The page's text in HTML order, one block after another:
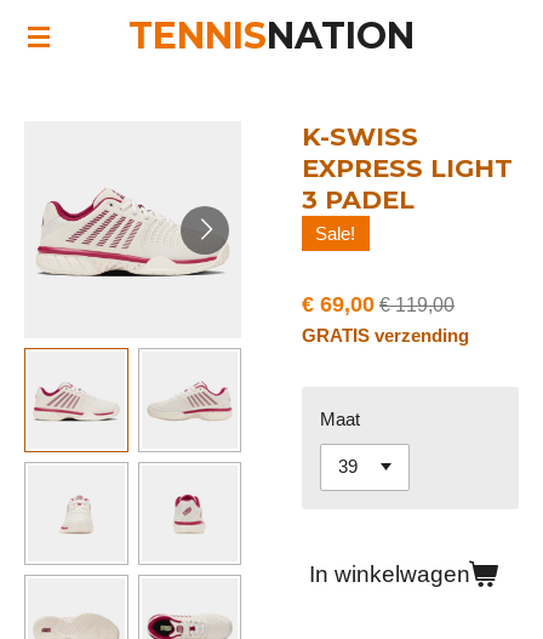
Ga
direct
TENNISNATION
K-SWISS
EXPRESS LIGHT
3 PADEL
Sale!
€ 69,00 € 119,00
GRATIS verzending
Maat
In winkelwagen